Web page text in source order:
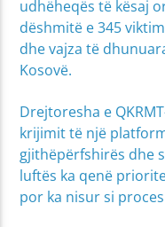
udhëheqës të kësaj
dëshmitë e 345
dhe vajza të
Kosovë.
Drejtoresha e
krijimit të një
gjithëpërfshirës dhe
luftës ka qenë
por ka nisur si